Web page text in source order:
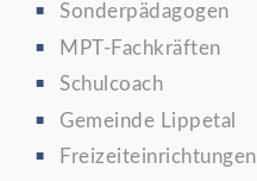
Sonderpädagogen
MPT-Fachkräften
Schulcoach
Gemeinde Lippetal
Freizeiteinrichtungen